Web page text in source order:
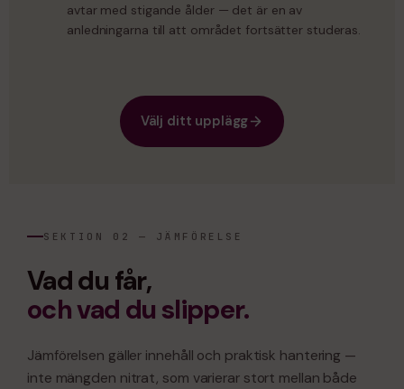
avtar med stigande ålder — det är en av
anledningarna till att området fortsätter studeras.
Välj ditt upplägg
SEKTION 02 — JÄMFÖRELSE
Vad du får,
och vad du slipper.
Jämförelsen gäller innehåll och praktisk hantering —
inte mängden nitrat, som varierar stort mellan både